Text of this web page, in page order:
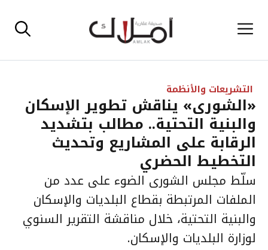
إلى القائمة
التشريعات والأنظمة
«الشورى» يناقش تطوير الإسكان
والبنية التحتية.. مطالب بتشديد
الرقابة على المشاريع وتحديث
التخطيط الحضري
سلّط مجلس الشورى الضوء على عدد من
الملفات المرتبطة بقطاع البلديات والإسكان
والبنية التحتية، خلال مناقشة التقرير السنوي
لوزارة البلديات والإسكان.